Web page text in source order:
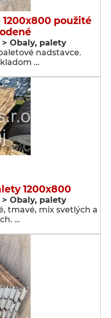
použité
Obaly, palety
nadstavce.
…
1200x800
Obaly, palety
tmavé, mix svetlých a
…